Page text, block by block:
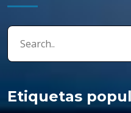
Etiquetas